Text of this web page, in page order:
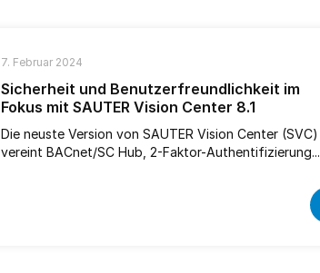
7. Februar 2024
Sicherheit und Benutzerfreundlichkeit im
Fokus mit SAUTER Vision Center 8.1
Die neuste Version von SAUTER Vision Center (SVC)
vereint BACnet/SC Hub, 2-Faktor-Authentifizierung...